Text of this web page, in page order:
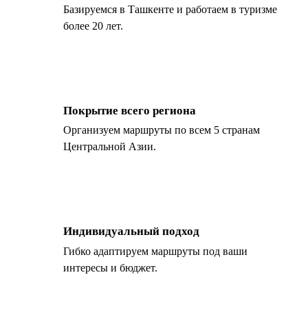
Базируемся в Ташкенте и работаем в туризме
более 20 лет.
Покрытие всего региона
Организуем маршруты по всем 5 странам
Центральной Азии.
Индивидуальный подход
Гибко адаптируем маршруты под ваши
интересы и бюджет.